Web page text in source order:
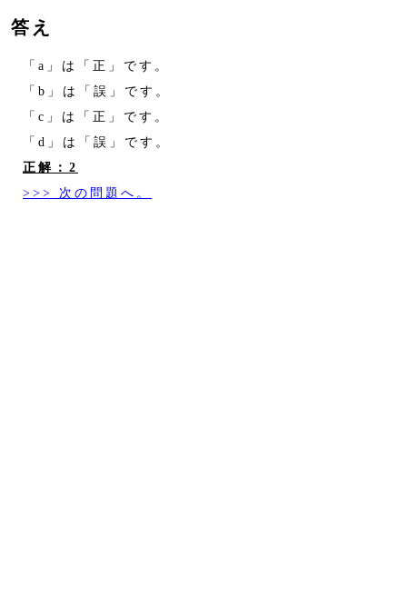
答え
「a」は「正」です。
「b」は「誤」です。
「c」は「正」です。
「d」は「誤」です。
正解：2
>>> 次の問題へ。